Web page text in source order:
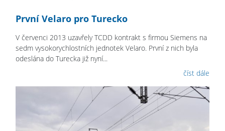
První Velaro pro Turecko
V červenci 2013 uzavřely TCDD kontrakt s firmou Siemens na
sedm vysokorychlostních jednotek Velaro. První z nich byla
odeslána do Turecka již nyní...
číst dále